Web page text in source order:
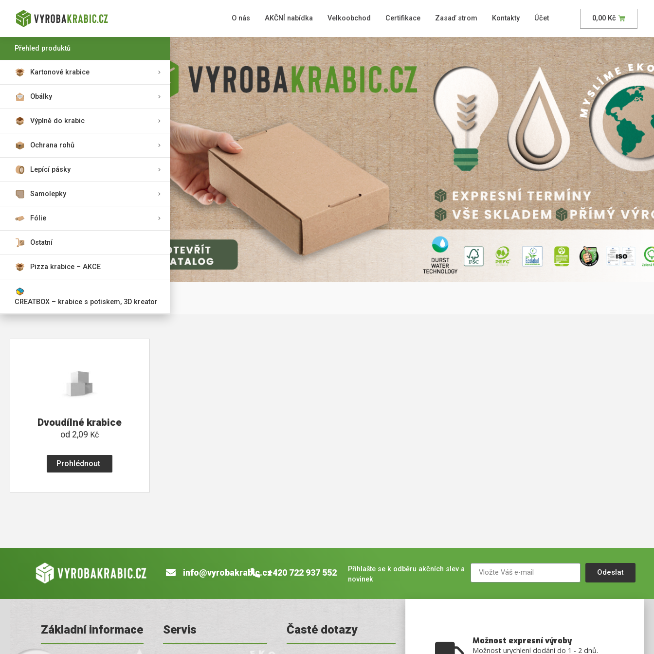
O nás AKČNÍ nabídka Velkoobchod Certifikace Zasaď strom Kontakty Účet 0,00 Kč
Přehled produktů
Kartonové krabice
Obálky
Výplně do krabic
Ochrana rohů
Lepící pásky
Samolepky
Fólie
Ostatní
Pizza krabice – AKCE
CREATBOX – krabice s potiskem, 3D kreator
Dvoudílné krabice
od 2,09 Kč
Prohlédnout
info@vyrobakrabic.cz+420 722 937 552
Přihlašte se k odběru akčních slev a
novinek
Odeslat
Základní informace Servis Časté dotazy
Možnost expresní výroby
Možnost urychlení dodání do 1 - 2 dnů.